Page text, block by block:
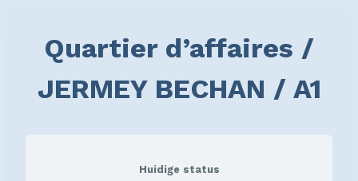
Quartier d’affaires /
JERMEY BECHAN / A1
Huidige status